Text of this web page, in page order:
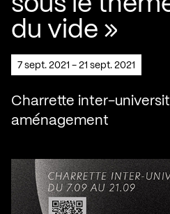
du vide »
7 sept. 2021 - 21 sept. 2021
Charrette inter-
aménagement